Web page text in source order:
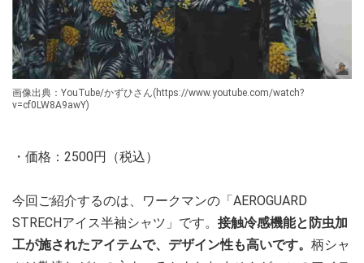
画像出典：YouTube/かずひさん(https://www.youtube.com/watch?
v=cf0LW8A9awY)
・価格：2500円（税込）
今回ご紹介するのは、ワークマンの「AEROGUARD
STRECHアイス半袖シャツ」です。 接触冷感機能と防虫加
工が施されたアイテムで、デザイン性も高いです。 柄シャ